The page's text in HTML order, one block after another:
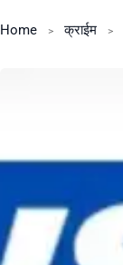
Home क्राईम